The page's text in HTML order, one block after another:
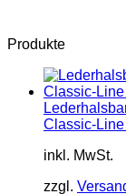
Produkte
Classic-
inkl. MwSt.
zzgl.